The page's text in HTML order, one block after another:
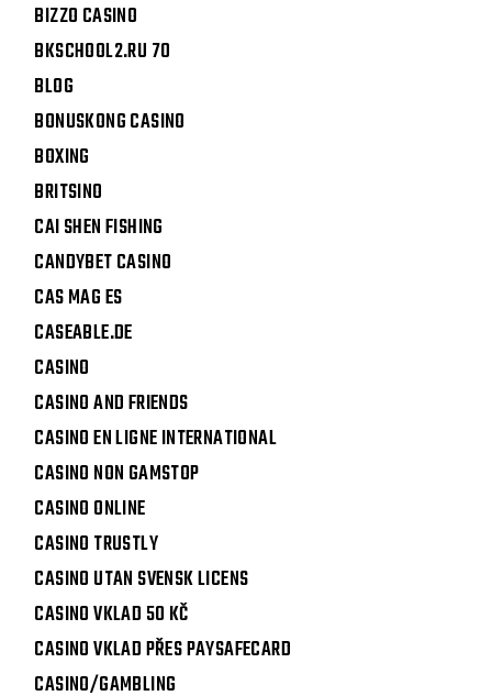
BIZZO CASINO
BKSCHOOL2.RU 70
BLOG
BONUSKONG CASINO
BOXING
BRITSINO
CAI SHEN FISHING
CANDYBET CASINO
CAS MAG ES
CASEABLE.DE
CASINO
CASINO AND FRIENDS
CASINO EN LIGNE INTERNATIONAL
CASINO NON GAMSTOP
CASINO ONLINE
CASINO TRUSTLY
CASINO UTAN SVENSK LICENS
CASINO VKLAD 50 KČ
CASINO VKLAD PŘES PAYSAFECARD
CASINO/GAMBLING